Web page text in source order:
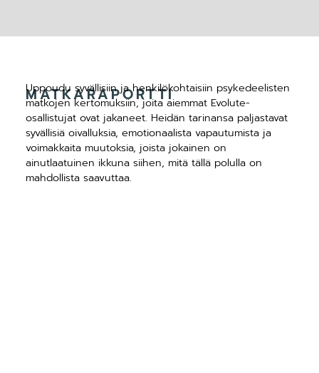
MATKARAPORTTI
Uppoudu syvällisiin ja henkilökohtaisiin psykedeelisten
matkojen kertomuksiin, joita aiemmat Evolute-
osallistujat ovat jakaneet. Heidän tarinansa paljastavat
syvällisiä oivalluksia, emotionaalista vapautumista ja
voimakkaita muutoksia, joista jokainen on
ainutlaatuinen ikkuna siihen, mitä tällä polulla on
mahdollista saavuttaa.